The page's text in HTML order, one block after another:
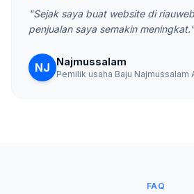
"Sejak saya buat website di
penjualan saya semakin meningkat."
NJ Najmussalam
Pemilik usaha Baju Najmussalam
FAQ